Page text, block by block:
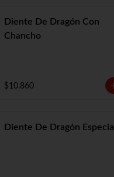
Diente De Dragón Con
Chancho
$10.860
Diente De Dragón Especial